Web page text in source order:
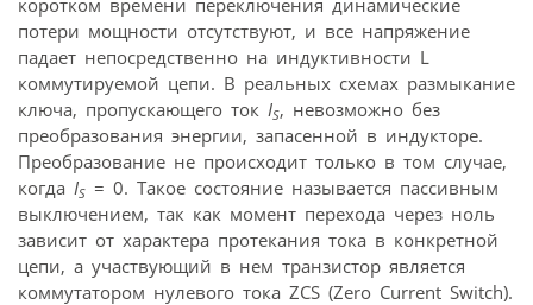
потери мощности отсутствуют, и все напряжение
падает непосредственно на индуктивности L
коммутируемой цепи. В реальных схемах размыкание
ключа, пропускающего ток IS, невозможно без
преобразования энергии, запасенной в индукторе.
Преобразование не происходит только в том случае,
когда IS = 0. Такое состояние называется пассивным
выключением, так как момент перехода через ноль
зависит от характера протекания тока в конкретной
цепи, а участвующий в нем транзистор является
коммутатором нулевого тока ZCS (Zero Current Switch).